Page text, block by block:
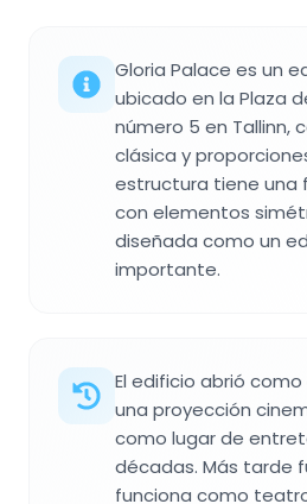
Gloria Palace es un
ubicado en la Plaza
número 5 en Tallinn,
clásica y
estructura tiene una
con elementos
diseñada como un
importante.
El edificio abrió como
una proyección
como lugar de
décadas. Más tarde
funciona como